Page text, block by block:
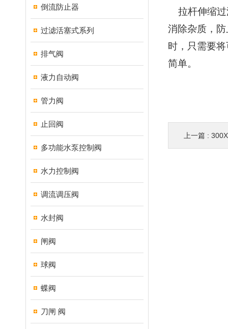
倒流防止器
过滤活塞式系列
排气阀
液力自动阀
管力阀
止回阀
多功能水泵控制阀
水力控制阀
调流调压阀
水封阀
闸阀
球阀
蝶阀
刀闸 阀
拉杆伸缩过
消除杂质，
时，只需要
简单。
上一篇 :